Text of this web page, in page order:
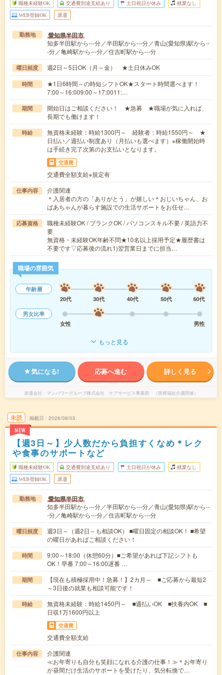
職種未経験OK 交通費別途支給あり 土日祝日が休み 残業なし
WEB登録OK 派遣
勤務地 愛知県半田市
知多半田駅から---分／半田駅から---分／青山(愛知県)駅から--
-分／亀崎駅から---分／住吉町駅から---分
曜日頻度 週2日～5日OK（月～金） ★土日休みOK
時間
★1日6時間～の時短シフトOK★スタート時間選べます！
7:00～16:009:00～17:0011:…
期間
開始日はご相談ください！ ★急募 ★職場が気に入れば、
長期でも働けます！
時給
無資格未経験：時給1300円～ 経験者：時給1550円～ ★
日払い／週払い制度あり（月払いも選べます）※稼働開始時
は手続き完了次第のお支払いとなります。
交通費
交通費全額支給※規定有
仕事内容
介護関連
＊入居者の方の「ありがとう」が嬉しい＊おじいちゃん、お
ばあちゃんが暮らす施設での生活サポートをお任せ…
応募資格
職種未経験OK / ブランクOK / パソコンスキル不要 / 英語力不
要
無資格・未経験OK年齢不問★10名以上採用予定★履歴書は
不要です▽応募後の流れ1)翌営業日までに担当…
職場の雰囲気
年齢層
20代
30代 40代 50代
60代
男女比率
女性
男性
もっと見る
気になる! 応募へ進む 詳しく見る
派遣会社 マンパワーグループ株式会社 ケアサービス事業部 （医療福祉介護関連）
未読
NEW
掲載日 2026/08/03
【週3日～】少人数だから負担すくなめ＊レク
や食事のサポートなど
職種未経験OK 交通費別途支給あり 土日祝日が休み 残業なし
WEB登録OK 派遣
勤務地 愛知県半田市
知多半田駅から---分／半田駅から---分／青山(愛知県)駅から--
-分／亀崎駅から---分／住吉町駅から---分
曜日頻度
週3日～（週2日～も相談OK） ■曜日固定の相談OK！ ■希望
の曜日があればご相談ください！
時間
9:00～18:00（休憩60分）■ご希望があれば下記シフトも
OK！早番 7:00～16:00遅番 …
期間
【現在も積極採用中！急募！】2カ月～ ■ご応募から最短2
～3日後の就業も相談可能です！
時給
無資格未経験：時給1450円～ ■週払いOK ■扶養内OK ■
日収1万1600円以上
交通費
交通費全額支給
仕事内容
介護関連
≪お年寄りも自分も笑顔になれる介護の仕事！≫＊お年寄り
が昼間だけ生活のサポートを受けたり、気分転換で…